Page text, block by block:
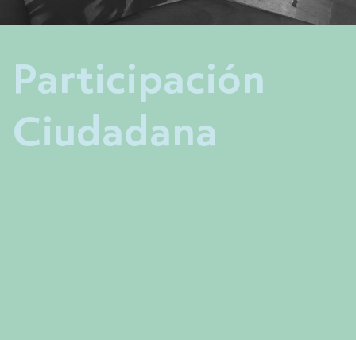
Participación
Ciudadana